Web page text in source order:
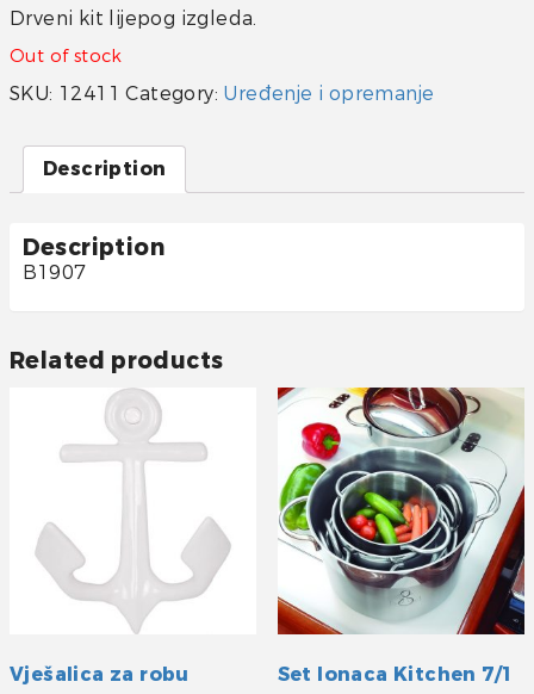
Drveni kit lijepog izgleda.
Out of stock
SKU: 12411 Category: Uređenje i opremanje
Description
Description
B1907
Related products
Vješalica za robu Set lonaca Kitchen 7/1